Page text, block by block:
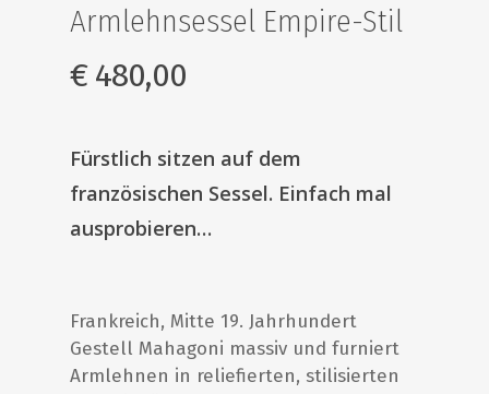
Armlehnsessel Empire-Stil
€480,00
Fürstlich sitzen auf dem
französischen Sessel. Einfach mal
ausprobieren…
Frankreich, Mitte 19. Jahrhundert
Gestell Mahagoni massiv und furniert
Armlehnen in reliefierten, stilisierten